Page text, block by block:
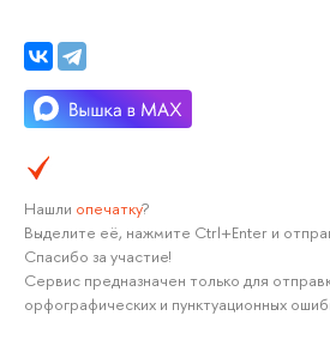
Нашли опечатку?
Выделите её, нажмите Ctrl+Enter и
Спасибо за участие!
Сервис предназначен только для
орфографических и пунктуационных